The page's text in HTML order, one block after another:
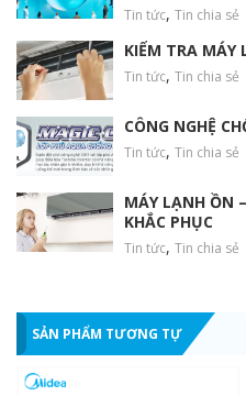
Tin tức, Tin chia sẻ
KIỂM TRA
Tin tức, Tin chia sẻ
CÔNG NGHỆ
Tin tức, Tin chia sẻ
MÁY LẠNH ỒN
KHẮC PHỤC
Tin tức, Tin chia sẻ
SẢN PHẨM TƯƠNG TỰ